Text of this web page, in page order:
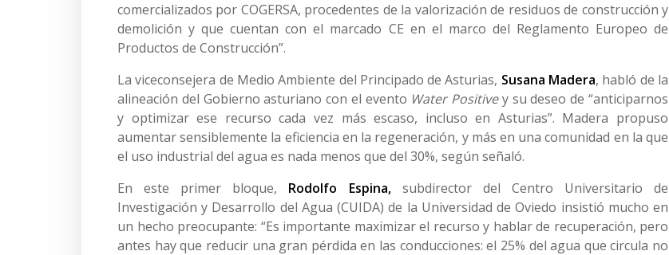
comercializados por COGERSA, procedentes de la valorización de residuos de construcción y
demolición y que cuentan con el marcado CE en el marco del Reglamento Europeo de
Productos de Construcción”.
La viceconsejera de Medio Ambiente del Principado de Asturias, Susana Madera, habló de la
alineación del Gobierno asturiano con el evento Water Positivey su deseo de “anticiparnos
y optimizar ese recurso cada vez más escaso, incluso en Asturias”. Madera propuso
aumentar sensiblemente la eficiencia en la regeneración, y más en una comunidad en la que
el uso industrial del agua es nada menos que del 30%, según señaló.
En este primer bloque, Rodolfo Espina,subdirector del Centro Universitario de
Investigación y Desarrollo del Agua (CUIDA) de la Universidad de Oviedo insistió mucho en
un hecho preocupante: “Es importante maximizar el recurso y hablar de recuperación, pero
antes hay que reducir una gran pérdida en las conducciones: el 25% del agua que circula no